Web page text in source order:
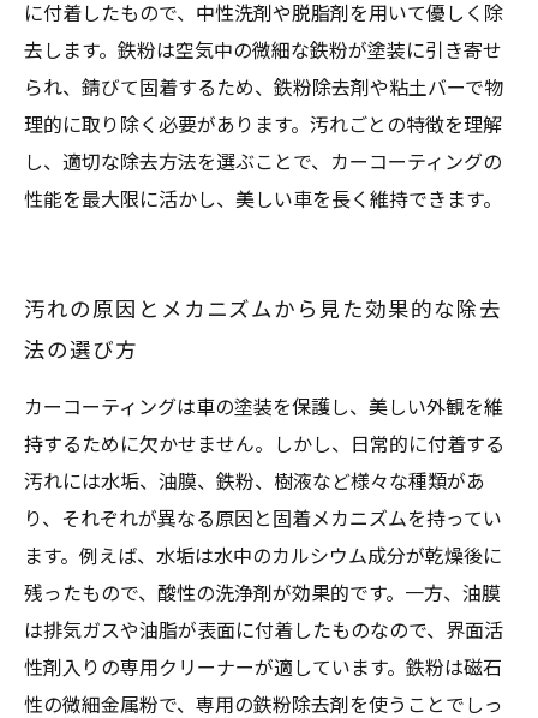
に付着したもので、中性洗剤や脱脂剤を用いて優しく除
去します。鉄粉は空気中の微細な鉄粉が塗装に引き寄せ
られ、錆びて固着するため、鉄粉除去剤や粘土バーで物
理的に取り除く必要があります。汚れごとの特徴を理解
し、適切な除去方法を選ぶことで、カーコーティングの
性能を最大限に活かし、美しい車を長く維持できます。
汚れの原因とメカニズムから見た効果的な除去
法の選び方
カーコーティングは車の塗装を保護し、美しい外観を維
持するために欠かせません。しかし、日常的に付着する
汚れには水垢、油膜、鉄粉、樹液など様々な種類があ
り、それぞれが異なる原因と固着メカニズムを持ってい
ます。例えば、水垢は水中のカルシウム成分が乾燥後に
残ったもので、酸性の洗浄剤が効果的です。一方、油膜
は排気ガスや油脂が表面に付着したものなので、界面活
性剤入りの専用クリーナーが適しています。鉄粉は磁石
性の微細金属粉で、専用の鉄粉除去剤を使うことでしっ